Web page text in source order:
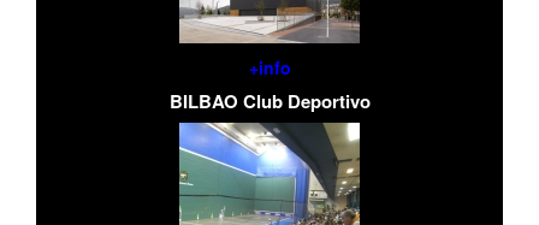
+info
BILBAO Club Deportivo